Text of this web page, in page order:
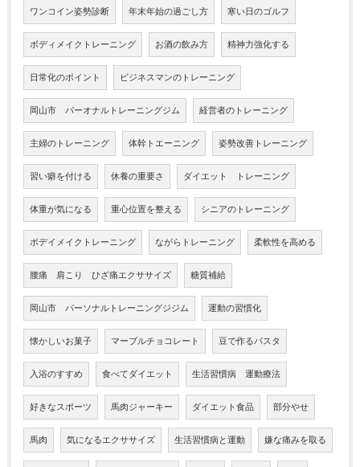
ワンコイン姿勢診断 年末年始の過ごし方 寒い日のゴルフ
ボディメイクトレーニング お酒の飲み方 精神力強化する
日常化のポイント ビジネスマンのトレーニング
岡山市 パーオナルトレーニングジム 経営者のトレーニング
主婦のトレーニング 体幹トエーニング 姿勢改善トレーニング
習い癖を付ける 休養の重要さ ダイエット トレーニング
体重が気になる 重心位置を整える シニアのトレーニング
ボデイメイクトレーニング ながらトレーニング 柔軟性を高める
腰痛 肩こり ひざ痛エクササイズ 糖質補給
岡山市 パーソナルトレーニングジジム 運動の習慣化
懐かしいお菓子 マーブルチョコレート 豆で作るパスタ
入浴のすすめ 食べてダイエット 生活習慣病 運動療法
好きなスポーツ 馬肉ジャーキー ダイエット食品 部分やせ
馬肉 気になるエクササイズ 生活習慣病と運動 嫌な痛みを取る